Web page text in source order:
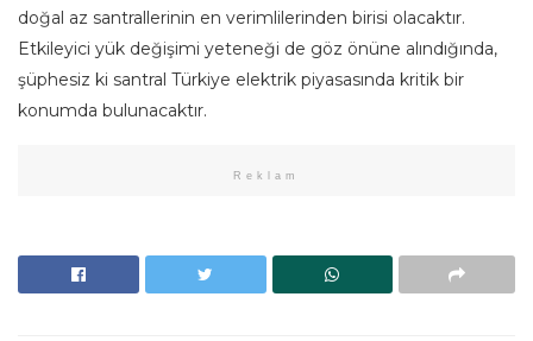
doğal az santrallerinin en verimlilerinden birisi olacaktır.
Etkileyici yük değişimi yeteneği de göz önüne alındığında,
şüphesiz ki santral Türkiye elektrik piyasasında kritik bir
konumda bulunacaktır.
Reklam